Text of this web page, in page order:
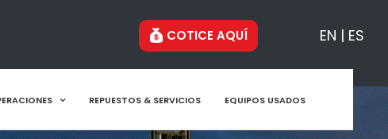
COTICE AQUÍ EN ES
REPUESTOS & SERVICIOS EQUIPOS USADOS